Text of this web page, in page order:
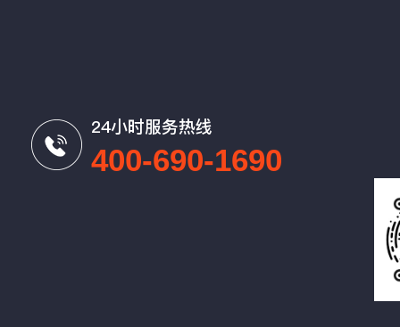
24小时服务热线
400-690-1690